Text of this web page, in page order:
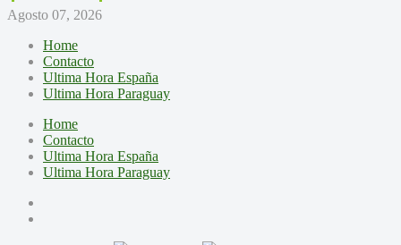
Agosto 07, 2026
Home
Contacto
Ultima Hora España
Ultima Hora Paraguay
Home
Contacto
Ultima Hora España
Ultima Hora Paraguay